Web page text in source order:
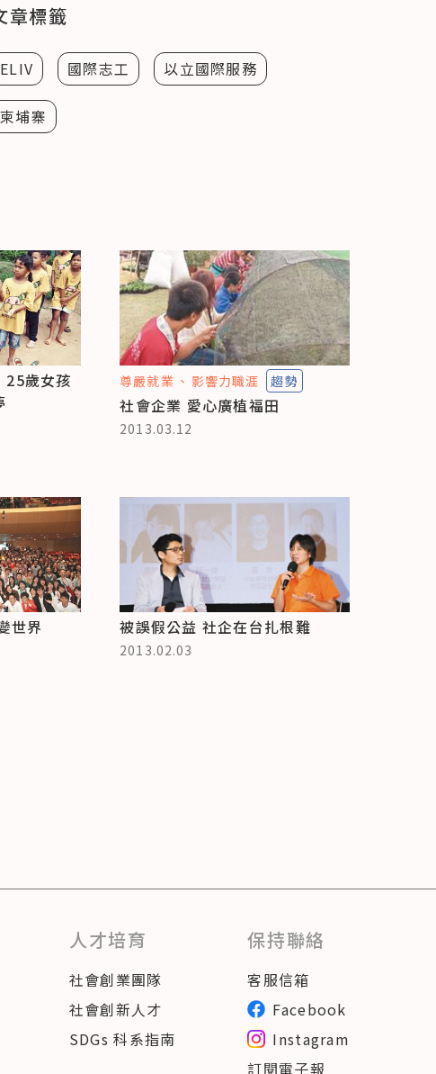
章標籤
ELIV 國際志工 以立國際服務
柬埔寨
25歲女孩
尊嚴就業 影響力職涯 趨勢
社會企業 愛心廣植福田
2013.03.12
世界 被誤假公益 社企在台扎根難
2013.02.03
人才培育
社會創業團隊
社會創新人才
SDGs 科系指南
保持聯絡
客服信箱
Facebook
Instagram
訂閱電子報